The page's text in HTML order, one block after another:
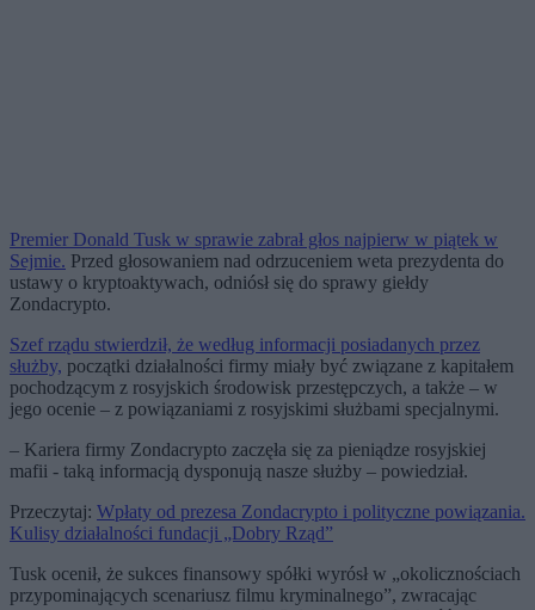
Premier Donald Tusk w sprawie zabrał głos najpierw w piątek w
Sejmie. Przed głosowaniem nad odrzuceniem weta prezydenta do
ustawy o kryptoaktywach, odniósł się do sprawy giełdy
Zondacrypto.
Szef rządu stwierdził, że według informacji posiadanych przez
służby, początki działalności firmy miały być związane z kapitałem
pochodzącym z rosyjskich środowisk przestępczych, a także – w
jego ocenie – z powiązaniami z rosyjskimi służbami specjalnymi.
– Kariera firmy Zondacrypto zaczęła się za pieniądze rosyjskiej
mafii - taką informacją dysponują nasze służby – powiedział.
Przeczytaj: Wpłaty od prezesa Zondacrypto i polityczne powiązania.
Kulisy działalności fundacji „Dobry Rząd”
Tusk ocenił, że sukces finansowy spółki wyrósł w „okolicznościach
przypominających scenariusz filmu kryminalnego”, zwracając